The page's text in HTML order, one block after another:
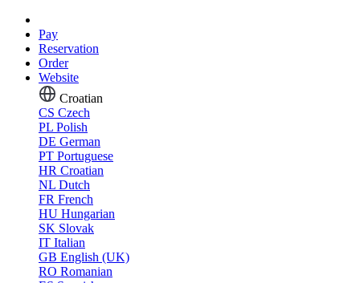
Pay
Reservation
Order
Website
Croatian
CS Czech
PL Polish
DE German
PT Portuguese
HR Croatian
NL Dutch
FR French
HU Hungarian
SK Slovak
IT Italian
GB English (UK)
RO Romanian